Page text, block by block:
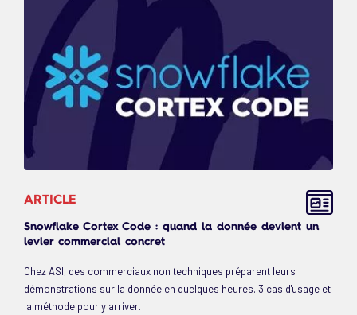
ARTICLE
Snowflake Cortex Code : quand la donnée devient un
levier commercial concret
Chez ASI, des commerciaux non techniques préparent leurs
démonstrations sur la donnée en quelques heures. 3 cas d'usage et
la méthode pour y arriver.